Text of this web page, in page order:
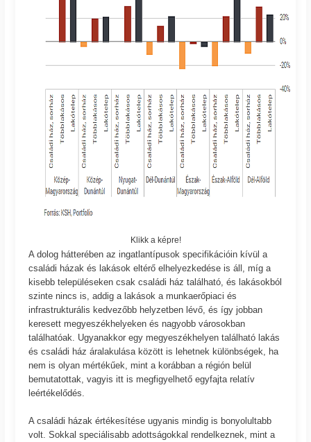
Klikk a képre!
A dolog hátterében az ingatlantípusok specifikációin kívül a
családi házak és lakások eltérő elhelyezkedése is áll, míg a
kisebb településeken csak családi ház található, és lakásokból
szinte nincs is, addig a lakások a munkaerőpiaci és
infrastrukturális kedvezőbb helyzetben lévő, és így jobban
keresett megyeszékhelyeken és nagyobb városokban
találhatóak. Ugyanakkor egy megyeszékhelyen található lakás
és családi ház áralakulása között is lehetnek különbségek, ha
nem is olyan mértékűek, mint a korábban a régión belül
bemutatottak, vagyis itt is megfigyelhető egyfajta relatív
leértékelődés.
A családi házak értékesítése ugyanis mindig is bonyolultabb
volt. Sokkal speciálisabb adottságokkal rendelkeznek, mint a